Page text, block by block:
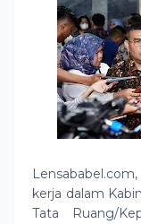
kerja dalam
Tata Ruang/